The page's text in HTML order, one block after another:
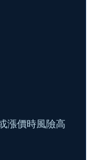
漲價時風險高